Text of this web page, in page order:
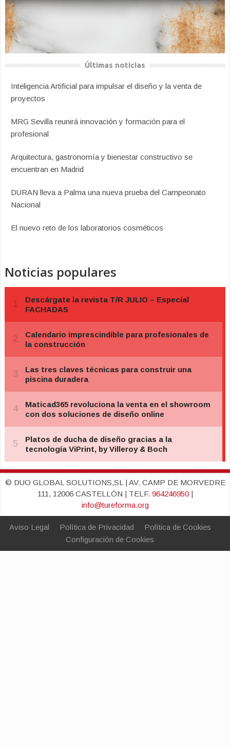
Últimas noticias
Inteligencia Artificial para impulsar el diseño y la venta de
proyectos
MRG Sevilla reunirá innovación y formación para el
profesional
Arquitectura, gastronomía y bienestar constructivo se
encuentran en Madrid
DURAN lleva a Palma una nueva prueba del Campeonato
Nacional
El nuevo reto de los laboratorios cosméticos
Noticias populares
© DUO GLOBAL SOLUTIONS,SL | AV. CAMP DE MORVEDRE
111, 12006 CASTELLÓN | TELF. 964246950|
info@tureforma.org
Aviso Legal Política de Privacidad
Política de Cookies
Configuración de Cookies